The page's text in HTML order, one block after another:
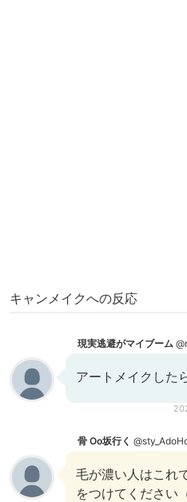
キャンメイクへの反応
現実逃避がマイブーム
アートメイクした
骨 Oo坂行く
毛が濃い人はこれ
をつけてください